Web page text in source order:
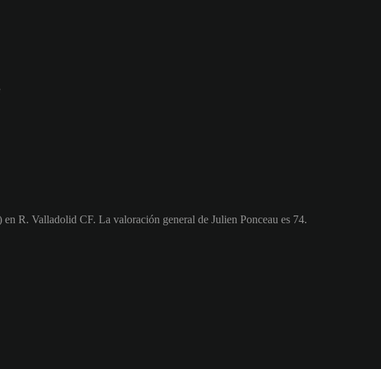
R. Valladolid CF. La valoración general de Julien Ponceau es 74.